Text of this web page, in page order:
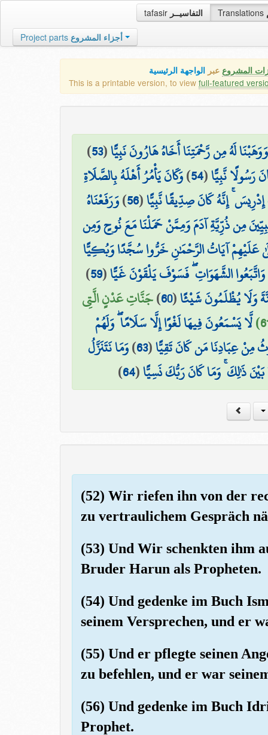
tafasir التفاسيــر Translations
Project parts أجزاء المشروع
المشروع عبر الواجهة الرئيسية
This is a printable version, to view full-featured
وَوَهَبْنَا لَهُ مِن رَّحْمَتِنَا أَخَاهُ هَارُونَ نَبِيًّا(
53
)
رَسُولًا نَّبِيًّا(
54
)وَكَانَ يَأْمُرُ أَهْلَهُ بِالصَّلَاةِ
إِنَّهُ كَانَ صِدِّيقًا نَّبِيًّا(
56
)وَرَفَعْنَاهُ
مِن ذُرِّيَّةِ آدَمَ وَمِمَّنْ حَمَلْنَا مَعَ نُوحٍ وَمِن
عَلَيْهِمْ آيَاتُ الرَّحْمَٰنِ خَرُّوا سُجَّدًا وَبُكِيًّا
الشَّهَوَاتِ ۖ فَسَوْفَ يَلْقَوْنَ غَيًّا(
59
)
وَلَا يُظْلَمُونَ شَيْئًا(
60
)جَنَّاتِ عَدْنٍ الَّتِي
لَّا يَسْمَعُونَ فِيهَا لَغْوًا إِلَّا سَلَامًا ۖ وَلَهُمْ
مِنْ عِبَادِنَا مَن كَانَ تَقِيًّا(
63
)وَمَا نَتَنَزَّلُ
بَيْنَ ذَٰلِكَ ۚ وَمَا كَانَ رَبُّكَ نَسِيًّا(
64
)
(52) Wir riefen ihn von der
zu vertraulichem Gespräch
(53) Und Wir schenkten ihm
Bruder Harun als Propheten.
(54) Und gedenke im Buch
seinem Versprechen, und er
(55) Und er pflegte seinen
zu befehlen, und er war
(56) Und gedenke im Buch
Prophet.